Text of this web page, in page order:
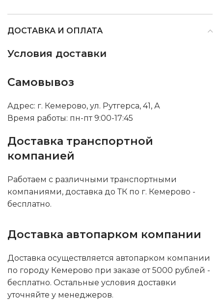
ДОСТАВКА И ОПЛАТА
Условия доставки
Самовывоз
Адрес: г. Кемерово, ул. Рутгерса, 41, А
Время работы: пн-пт 9:00-17:45
Доставка транспортной
компанией
Работаем с различными транспортными
компаниями, доставка до ТК по г. Кемерово -
бесплатно.
Доставка автопарком компании
Доставка осуществляется автопарком компании
по городу Кемерово при заказе от 5000 рублей -
бесплатно. Остальные условия доставки
уточняйте у менеджеров.